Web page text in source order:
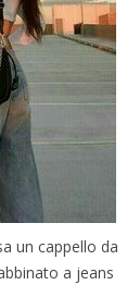
un cappello da
a jeans